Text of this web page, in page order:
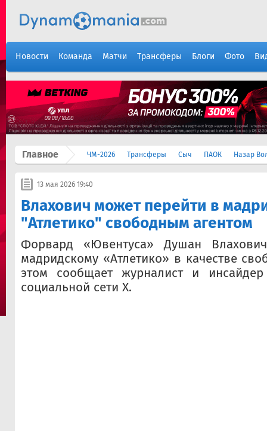
Новости Команда Матчи Трансферы Блоги Фото
Главное ЧМ-2026 Трансферы Сыч ПАОК Назар
13 мая 2026 19:40
Влахович может перейти в
"Атлетико" свободным агентом
Форвард «Ювентуса» Душан
мадридскому «Атлетико» в качестве
этом сообщает журналист и
социальной сети X.